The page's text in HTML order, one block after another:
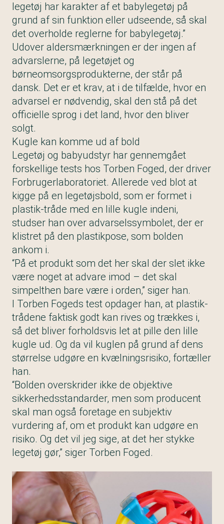
legetøj har karakter af et babylegetøj på
grund af sin funktion eller udseende, så skal
det overholde reglerne for babylegetøj.”
Udover aldersmærkningen er der ingen af
advarslerne, på legetøjet og
børneomsorgsprodukterne, der står på
dansk. Det er et krav, at i de tilfælde, hvor en
advarsel er nødvendig, skal den stå på det
officielle sprog i det land, hvor den bliver
solgt.
Kugle kan komme ud af bold
Legetøj og babyudstyr har gennemgået
forskellige tests hos Torben Foged, der driver
Forbrugerlaboratoriet. Allerede ved blot at
kigge på en legetøjsbold, som er formet i
plastik-tråde med en lille kugle indeni,
studser han over advarselssymbolet, der er
klistret på den plastikpose, som bolden
ankom i.
“På et produkt som det her skal der slet ikke
være noget at advare imod – det skal
simpelthen bare være i orden,” siger han.
I Torben Fogeds test opdager han, at plastik-
trådene faktisk godt kan rives og trækkes i,
så det bliver forholdsvis let at pille den lille
kugle ud. Og da vil kuglen på grund af dens
størrelse udgøre en kvælningsrisiko, fortæller
han.
“Bolden overskrider ikke de objektive
sikkerhedsstandarder, men som producent
skal man også foretage en subjektiv
vurdering af, om et produkt kan udgøre en
risiko. Og det vil jeg sige, at det her stykke
legetøj gør,” siger Torben Foged.